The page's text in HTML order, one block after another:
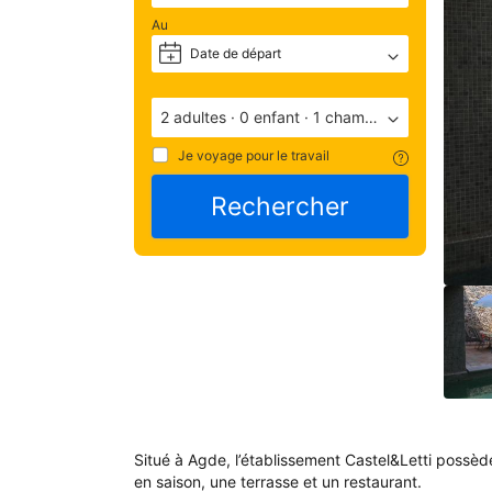
Au
+ Date de départ
2 adultes · 0 enfant · 1 chambre
Je voyage pour le travail
Rechercher
de
9/
les
Situé à Agde, l’établissement Castel&Letti
en saison, une terrasse et un restaurant.